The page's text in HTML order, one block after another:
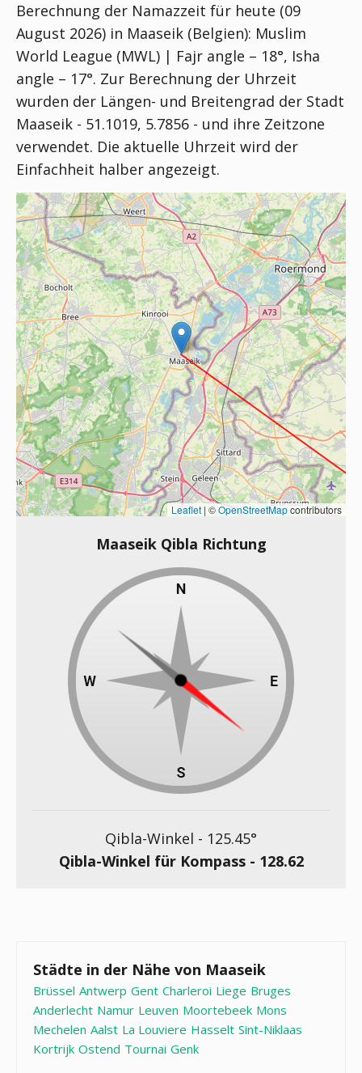
Berechnung der Namazzeit für heute (09
August 2026) in Maaseik (Belgien): Muslim
World League (MWL) | Fajr angle – 18°, Isha
angle – 17°. Zur Berechnung der Uhrzeit
wurden der Längen- und Breitengrad der Stadt
Maaseik - 51.1019, 5.7856 - und ihre Zeitzone
verwendet. Die aktuelle Uhrzeit wird der
Einfachheit halber angezeigt.
Leaflet | ©OpenStreetMapcontributors
Maaseik Qibla Richtung
Qibla-Winkel - 125.45°
Qibla-Winkel für Kompass - 128.62
Städte in der Nähe von Maaseik
Brüssel Antwerp Gent Charleroi Liege Bruges
Anderlecht Namur Leuven Moortebeek Mons
Mechelen Aalst La Louviere Hasselt Sint-Niklaas
Kortrijk Ostend Tournai Genk